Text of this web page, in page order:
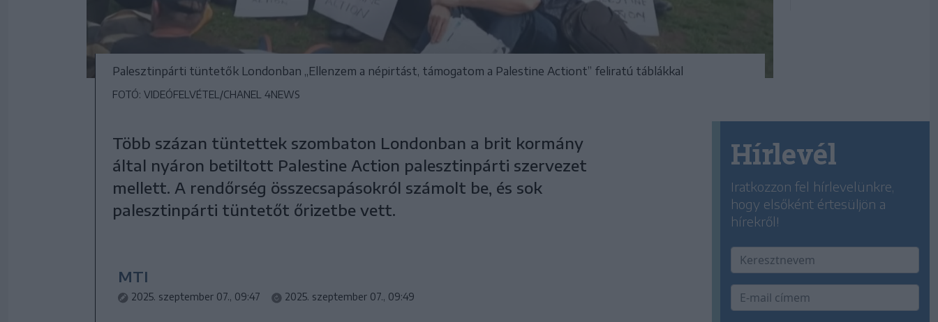
Palesztinpárti tüntetők Londonban ,,Ellenzem a népirtást, támogatom a Palestine Actiont” feliratú táblákkal
FOTÓ: VIDEÓFELVÉTEL/CHANEL 4NEWS
Több százan tüntettek szombaton Londonban a brit kormány
által nyáron betiltott Palestine Action palesztinpárti szervezet
mellett. A rendőrség összecsapásokról számolt be, és sok
palesztinpárti tüntetőt őrizetbe vett.
MTI
2025. szeptember 07., 09:47 2025. szeptember 07., 09:49
Hírlevél
Iratkozzon fel hírlevelünkre,
hogy elsőként értesüljön a
hírekről!